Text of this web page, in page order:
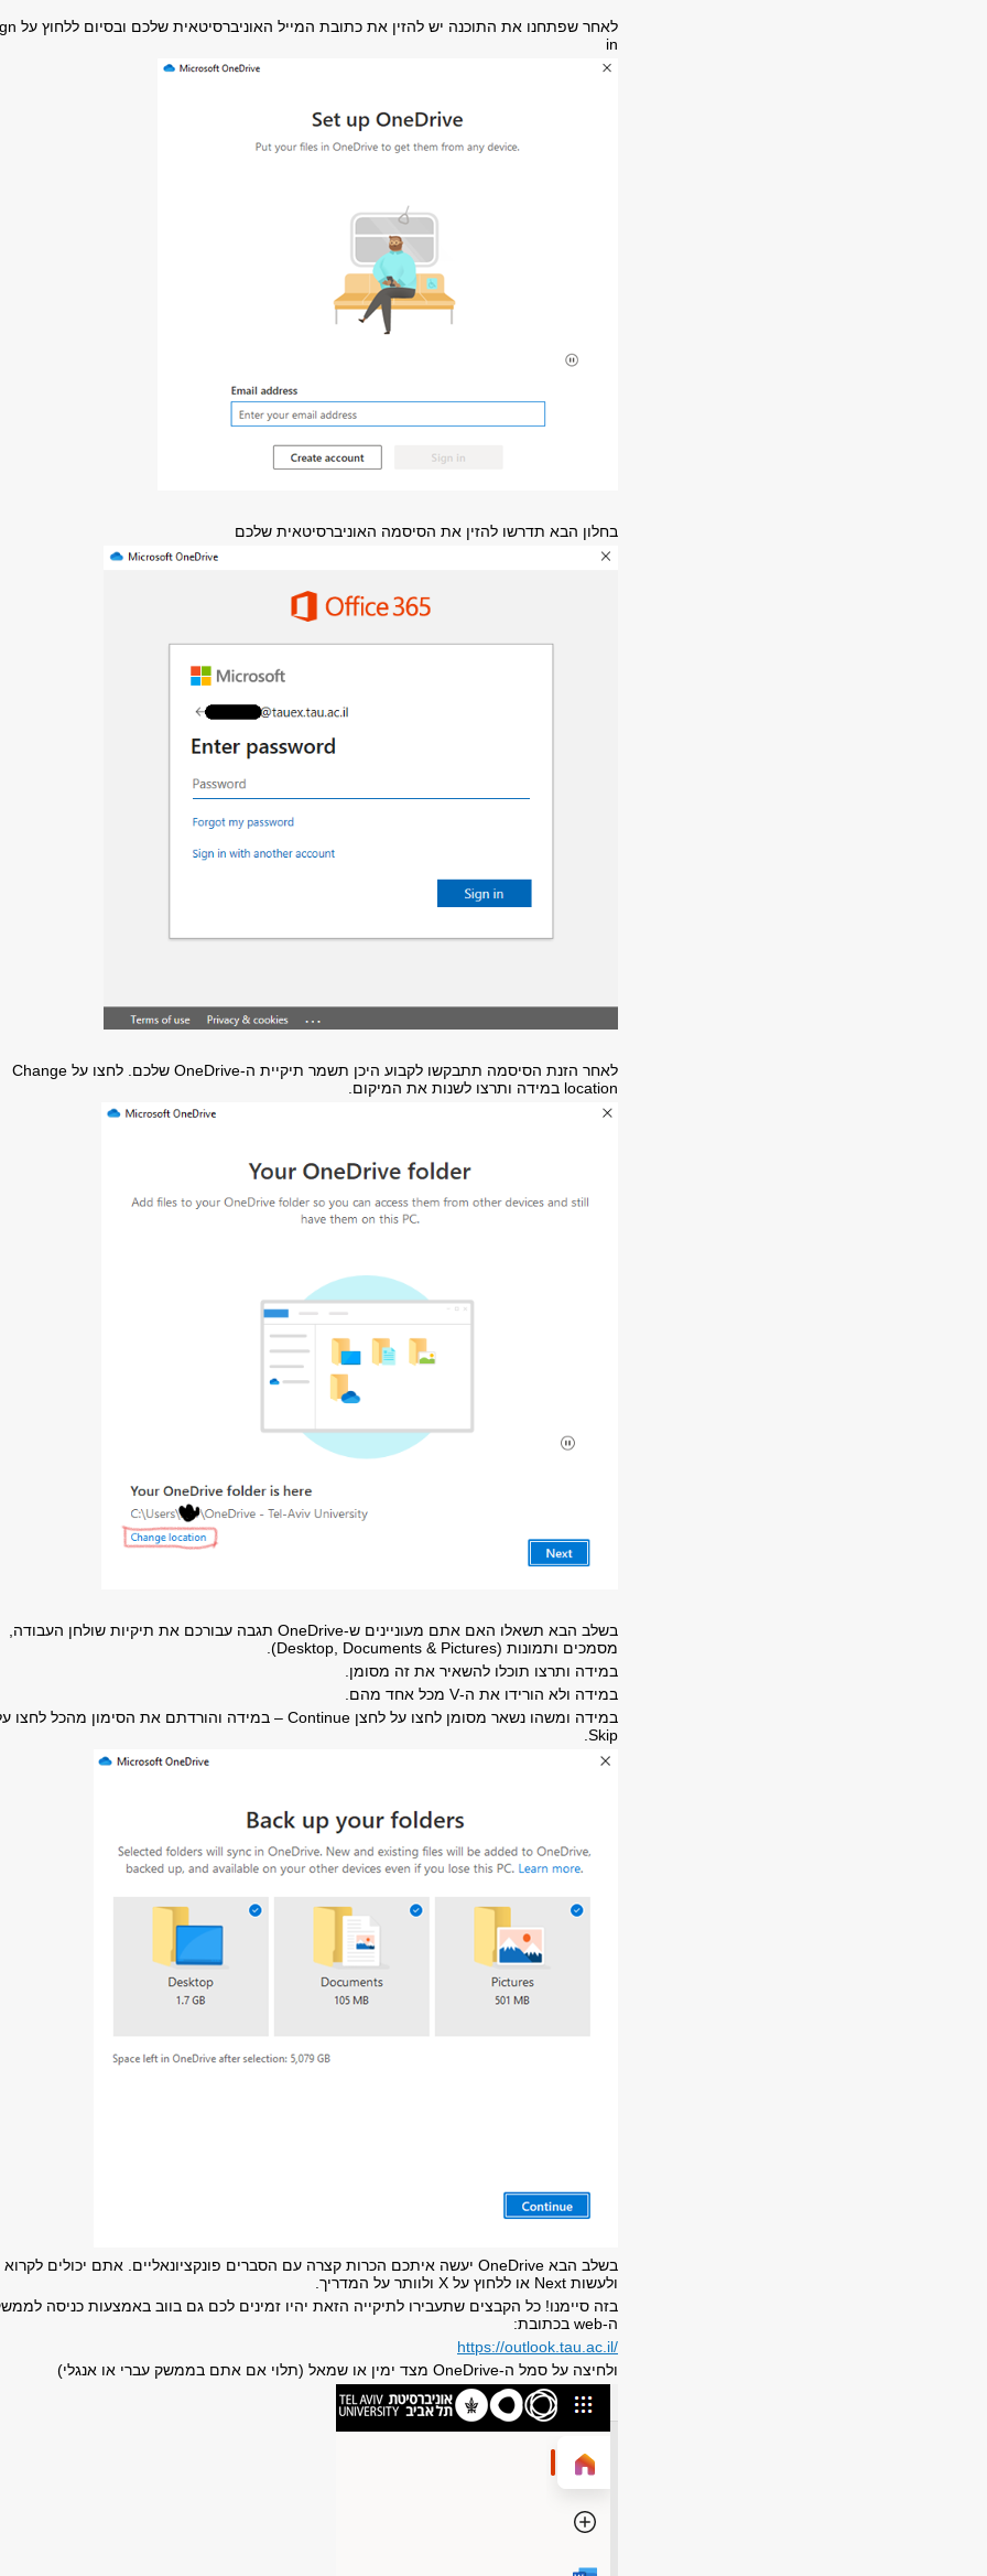
לאחר שפתחנו את התוכנה יש להזין את כתובת המייל האוניברסיטאית שלכם ובסיום ללחוץ על
in
בחלון הבא תדרשו להזין את הסיסמה האוניברסיטאית שלכם
לאחר הזנת הסיסמה תתבקשו לקבוע היכן תשמר תיקיית ה-OneDrive שלכם. לחצו על Change
location במידה ותרצו לשנות את המיקום.
בשלב הבא תשאלו האם אתם מעוניינים ש-OneDrive תגבה עבורכם את תיקיות שולחן העבודה,
מסמכים ותמונות (Desktop, Documents & Pictures
).
במידה ותרצו תוכלו להשאיר את זה מסומן.
במידה ולא הורידו את ה-V מכל אחד מהם.
במידה ומשהו נשאר מסומן לחצו על לחצן Continue – במידה והורדתם את הסימון מהכל לחצו
Skip
בשלב הבא OneDrive יעשה איתכם הכרות קצרה עם הסברים פונקציונאליים. אתם יכולים לקרוא
ולעשות Next או ללחוץ על X ולוותר על המדריך.
בזה סיימנו! כל הקבצים שתעבירו לתיקייה הזאת יהיו זמינים לכם גם בווב באמצעות כניסה
ה-web בכתובת:
https://outlook.tau.ac.il/
ולחיצה על סמל ה-OneDrive מצד ימין או שמאל (תלוי אם אתם בממשק עברי או אנגלי)